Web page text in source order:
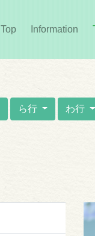
Top Information
ら行 わ行